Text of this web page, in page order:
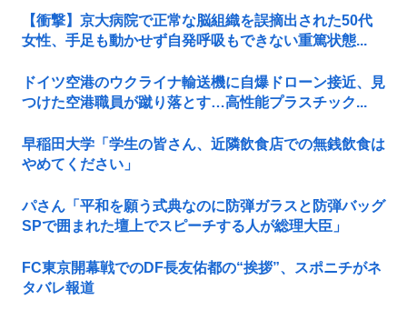
【衝撃】京大病院で正常な脳組織を誤摘出された50代
女性、手足も動かせず自発呼吸もできない重篤状態...
ドイツ空港のウクライナ輸送機に自爆ドローン接近、見
つけた空港職員が蹴り落とす…高性能プラスチック...
早稲田大学「学生の皆さん、近隣飲食店での無銭飲食は
やめてください」
パさん「平和を願う式典なのに防弾ガラスと防弾バッグ
SPで囲まれた壇上でスピーチする人が総理大臣」
FC東京開幕戦でのDF長友佑都の“挨拶”、スポニチがネ
タバレ報道